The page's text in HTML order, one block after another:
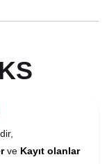
ve Kayıt olanlar